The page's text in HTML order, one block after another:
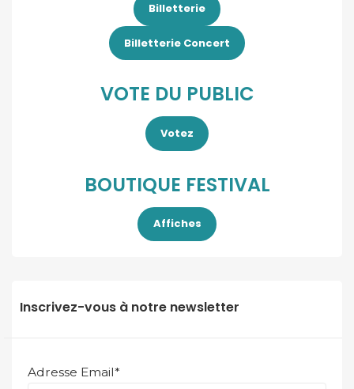
Billetterie
Billetterie Concert
VOTE DU PUBLIC
Votez
BOUTIQUE FESTIVAL
Affiches
Inscrivez-vous à notre newsletter
Adresse Email*